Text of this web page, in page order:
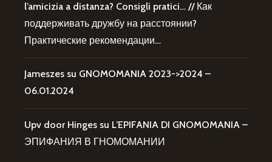
l’amicizia a distanza? Consigli pratici… // Как
поддерживать дружбу на расстоянии?
Практические рекомендации…
Jameszes su GNOMOMANIA 2023->2024 –
06.01.2024
Upv door Hinges su L’EPIFANIA DI GNOMOMANIA –
ЭПИФАНИЯ В ГНОМОМАНИИ